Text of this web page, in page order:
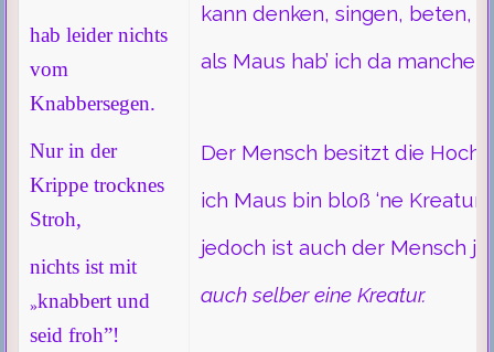
hab leider nichts
vom
Knabbersegen.
Nur in der
Krippe trocknes
Stroh,
nichts ist mit
»knabbert und
seid froh”!
kann denken, singen, beten,
­als Maus hab’ ich da manche
Der Mensch besitzt die
ich Maus bin bloß ‘ne Kreatur
­jedoch ist auch der Mensch ja
auch selber eine Kreatur.